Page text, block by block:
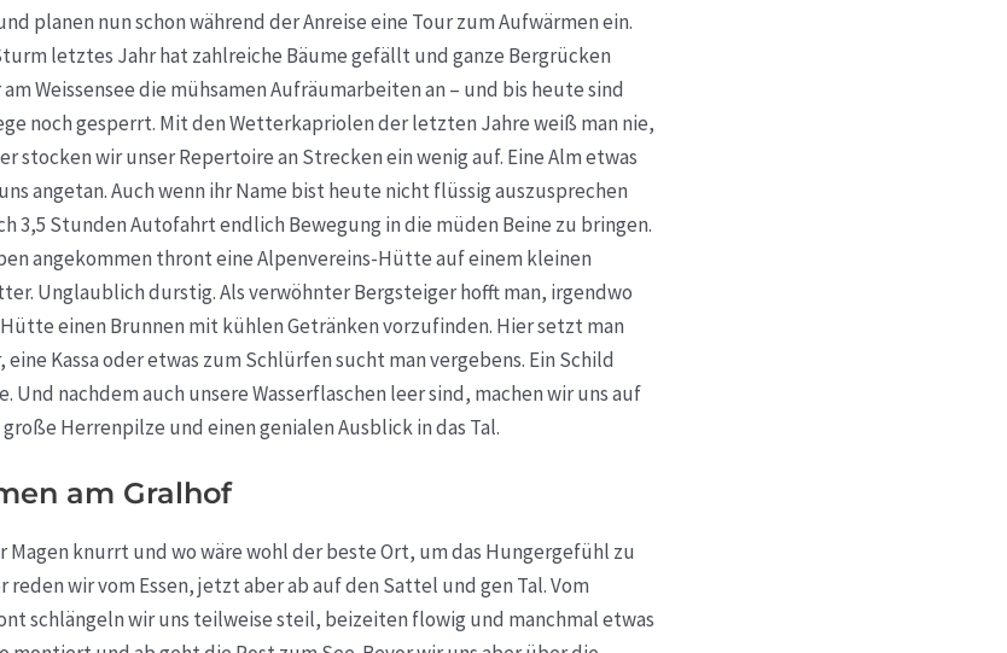
planen nun schon während der Anreise eine Tour zum Aufwärmen ein.
letztes Jahr hat zahlreiche Bäume gefällt und ganze Bergrücken
Weissensee die mühsamen Aufräumarbeiten an – und bis heute sind
noch gesperrt. Mit den Wetterkapriolen der letzten Jahre weiß man nie,
stocken wir unser Repertoire an Strecken ein wenig auf. Eine Alm etwas
angetan. Auch wenn ihr Name bist heute nicht flüssig auszusprechen
3,5 Stunden Autofahrt endlich Bewegung in die müden Beine zu bringen.
angekommen thront eine Alpenvereins-Hütte auf einem kleinen
Unglaublich durstig. Als verwöhnter Bergsteiger hofft man, irgendwo
einen Brunnen mit kühlen Getränken vorzufinden. Hier setzt man
Kassa oder etwas zum Schlürfen sucht man vergebens. Ein Schild
Und nachdem auch unsere Wasserflaschen leer sind, machen wir uns auf
Herrenpilze und einen genialen Ausblick in das Tal.
am Gralhof
Magen knurrt und wo wäre wohl der beste Ort, um das Hungergefühl zu
wir vom Essen, jetzt aber ab auf den Sattel und gen Tal. Vom
schlängeln wir uns teilweise steil, beizeiten flowig und manchmal etwas